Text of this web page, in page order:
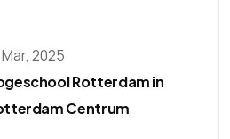
Mar, 2025
Rotterdam in
Centrum